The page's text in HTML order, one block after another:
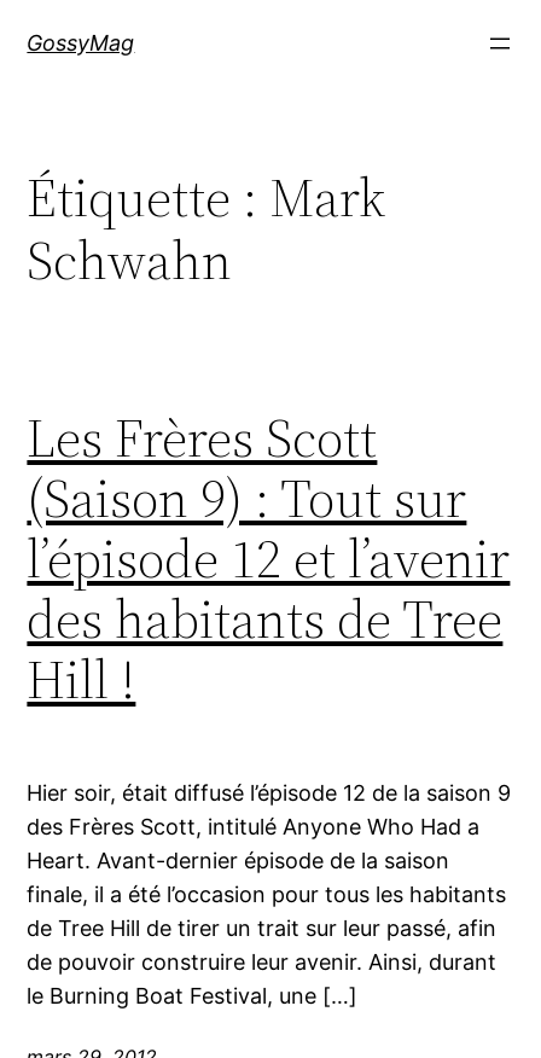
GossyMag
Étiquette : Mark
Schwahn
Les Frères Scott
(Saison 9) : Tout sur
l’épisode 12 et l’avenir
des habitants de Tree
Hill !
Hier soir, était diffusé l’épisode 12 de la saison 9
des Frères Scott, intitulé Anyone Who Had a
Heart. Avant-dernier épisode de la saison
finale, il a été l’occasion pour tous les habitants
de Tree Hill de tirer un trait sur leur passé, afin
de pouvoir construire leur avenir. Ainsi, durant
le Burning Boat Festival, une […]